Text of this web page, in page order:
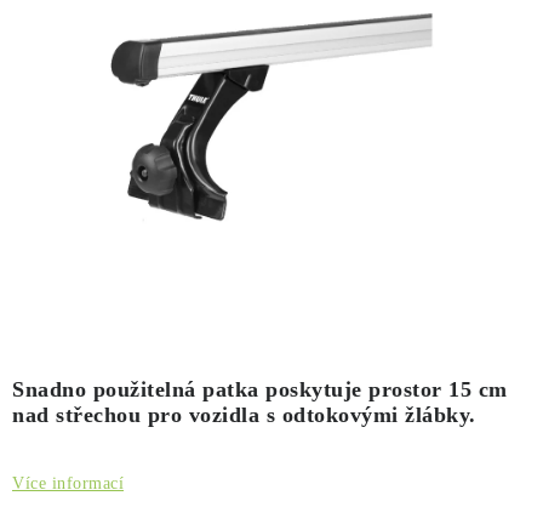
AUTOPOTAHY ŠITÉ NA MÍRU
OSTATNÍ NOSIČE
STŘEŠNÍ KOŠE
Snadno použitelná patka poskytuje prostor 15 cm
nad střechou pro vozidla s odtokovými žlábky.
Více informací